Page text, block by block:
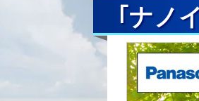
｢ナノ